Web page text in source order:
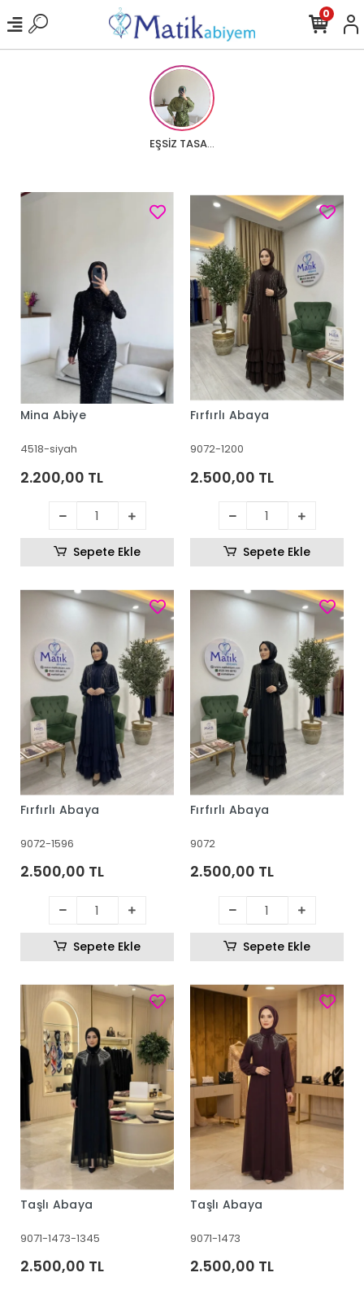
0
EŞSİZ TASARIMLARI KEŞFET!
Mina Abiye
4518-siyah
2.200,00 TL
Sepete Ekle
Fırfırlı Abaya
9072-1200
2.500,00 TL
Sepete Ekle
Fırfırlı Abaya
9072-1596
2.500,00 TL
Sepete Ekle
Fırfırlı Abaya
9072
2.500,00 TL
Sepete Ekle
Taşlı Abaya
9071-1473-1345
2.500,00 TL
Taşlı Abaya
9071-1473
2.500,00 TL